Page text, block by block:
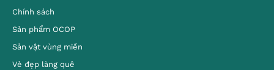
Chính sách
Sản phẩm OCOP
Sản vật vùng miền
Vẻ đẹp làng quê